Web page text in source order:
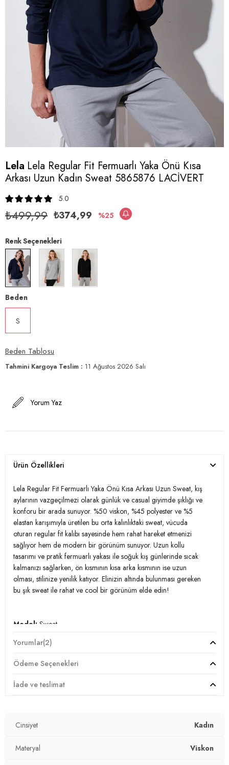
Lela Lela Regular Fit Fermuarlı Yaka Önü Kısa
Arkası Uzun Kadın Sweat 5865876 LACİVERT
5.0
₺499,99 ₺374,99 25
Renk Seçenekleri
Beden
S
Beden Tablosu
Tahmini Kargoya Teslim : 11 Ağustos 2026 Salı
Yorum Yaz
Ürün Özellikleri
Lela Regular Fit Fermuarlı Yaka Önü Kısa Arkası Uzun Sweat, kış
aylarının vazgeçilmezi olarak günlük ve casual giyimde şıklığı ve
konforu bir arada sunuyor. %50 viskon, %45 polyester ve %5
elastan karışımıyla üretilen bu orta kalınlıktaki sweat, vücuda
oturan regular fit kalıbı sayesinde hem rahat hareket etmenizi
sağlıyor hem de modern bir görünüm sunuyor. Uzun kollu
tasarımı ve pratik fermuarlı yakası ile soğuk kış günlerinde sıcak
kalmanızı sağlarken, ön kısmının kısa arka kısmının ise uzun
olması, stilinize yenilik katıyor. Elinizin altında bulunması gereken
bu şık sweat ile rahat ve cool bir görünüm elde edin!
Model: Sweat
Giyim Tarzı:
Mevsim:Kışlık
Yorumlar(2)
Ödeme Seçenekleri
İade ve teslimat
Cinsiyet Kadın
Materyal Viskon